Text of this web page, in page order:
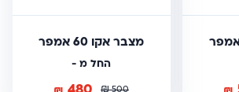
מצבר אקו 60 אמפר
החל מ -
500
₪